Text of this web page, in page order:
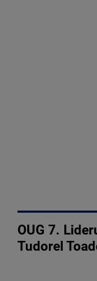
OUG 7.
Tudorel